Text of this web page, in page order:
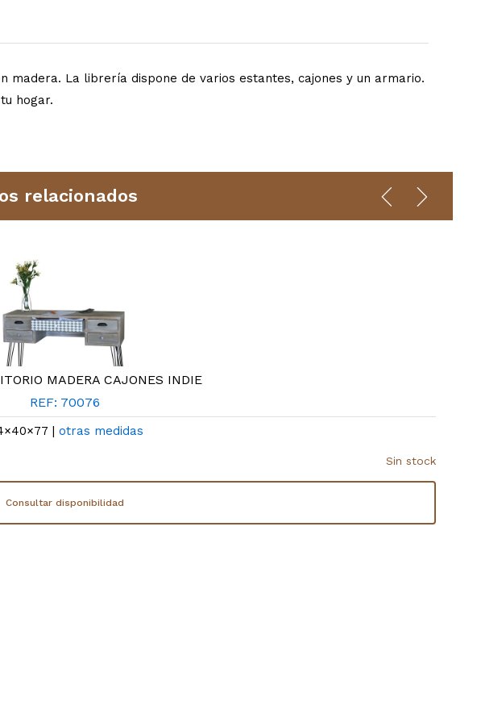
La librería dispone de varios estantes, cajones y un armario.
hogar.
relacionados
MADERA CAJONES INDIE
REF: 70076
| otras medidas
Sin stock
Consultar disponibilidad